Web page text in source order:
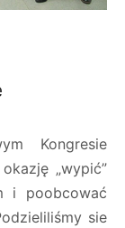
Kongresie
„wypić”
i poobcować
sie